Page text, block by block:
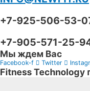
+7-925-506-53-
+7-905-571-25-
Мы ждем Вас
Facebook-f Twitter
Fitness Technology